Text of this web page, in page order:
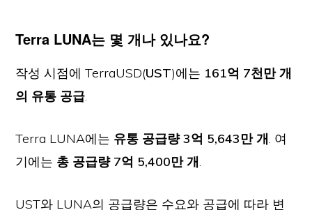
Terra LUNA는 몇 개나 있나요?
작성 시점에 TerraUSD(UST)에는 161억 7천만 개
의 유통 공급.
Terra LUNA에는 유통 공급량 3억 5,643만 개. 여
기에는 총 공급량 7억 5,400만 개.
UST와 LUNA의 공급량은 수요와 공급에 따라 변